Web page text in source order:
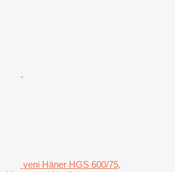
yeni Häner HGS 600/75,